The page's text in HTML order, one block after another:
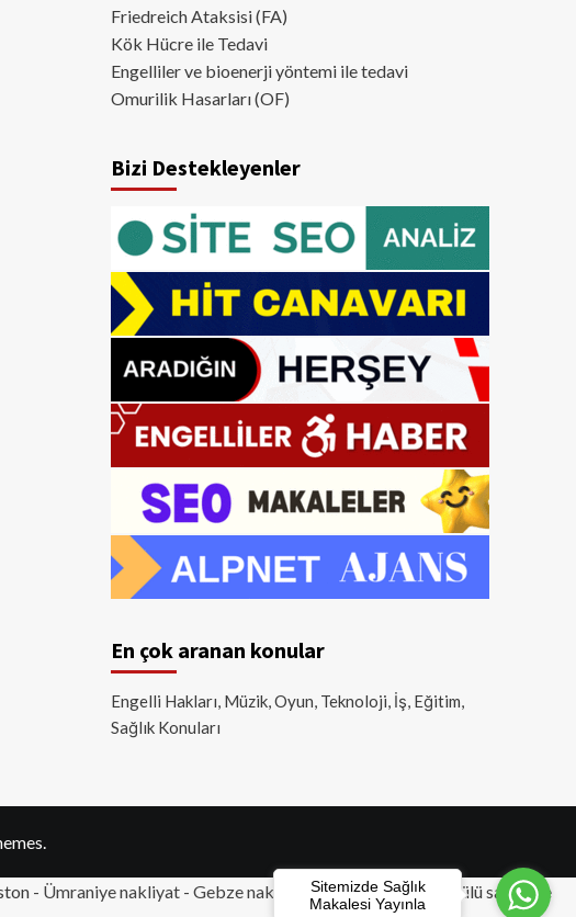
Friedreich Ataksisi (FA)
Kök Hücre ile Tedavi
Engelliler ve bioenerji yöntemi ile tedavi
Omurilik Hasarları (OF)
Bizi Destekleyenler
En çok aranan konular
Engelli Hakları, Müzik, Oyun, Teknoloji, İş, Eğitim,
Sağlık Konuları
- Ümraniye nakliyat - Gebze nakliyat -Tuzla nakliyat - Akülü sandalye
Sitemizde Sağlık
Makalesi Yayınla